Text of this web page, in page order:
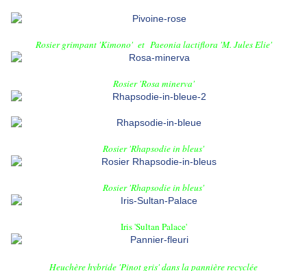
Rosier grimpant 'Kimono' et Paeonia lactiflora 'M. Jules Elie'
Rosier 'Rosa minerva'
Rosier 'Rhapsodie in bleus'
Rosier 'Rhapsodie in bleus'
Iris 'Sultan Palace'
Heuchère hybride 'Pinot gris'dans la pannière recyclée